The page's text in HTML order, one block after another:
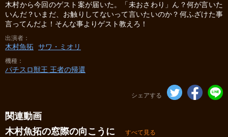
木村から今回のゲスト案が届いた。「未おさわり」ん？何が言いた
いんだ？いまだ、お触りしてないって言いたいのか？何ふざけた事
言ってんだよ！そんな事よりゲスト教えろ！
出演者
木村魚拓 サワ・ミオリ
機種
パチスロ獣王 王者の帰還
シェアする
関連動画
木村魚拓の窓際の向こうに
すべて見る